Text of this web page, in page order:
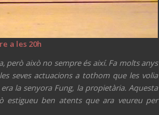
a les 20h
però això no sempre és així. Fa molts anys
seves actuacions a tothom que les volia
la senyora Fung, la propietària. Aquesta
ben atents que ara veureu per